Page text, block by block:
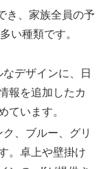
き、家族全員の予
い種類です。
なデザインに、日
報を追加したカ
ています。
、ブルー、グリ
。卓上や壁掛け